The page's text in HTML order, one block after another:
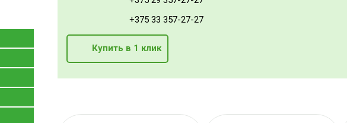
+375 33 357-27-27
Купить в 1 клик